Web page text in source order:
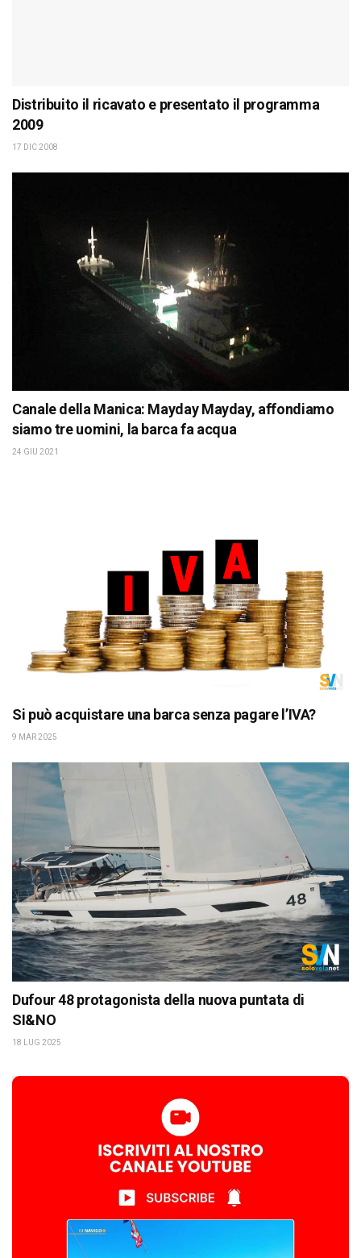
Distribuito il ricavato e presentato il programma
2009
17 DIC 2008
Canale della Manica: Mayday Mayday, affondiamo
siamo tre uomini, la barca fa acqua
24 GIU 2021
Si può acquistare una barca senza pagare l’IVA?
9 MAR 2025
Dufour 48 protagonista della nuova puntata di
SI&NO
18 LUG 2025